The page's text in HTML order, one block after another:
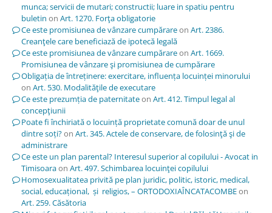
munca; servicii de mutari; constructii; luare in spatiu pentru
buletin on Art. 1270. Forţa obligatorie
Ce este promisiunea de vânzare cumpărareon Art. 2386.
Creanţele care beneficiază de ipotecă legală
Ce este promisiunea de vânzare cumpărareon Art. 1669.
Promisiunea de vânzare şi promisiunea de cumpărare
Obligația de întreținere: exercitare, influența locuinței minorului
on Art. 530. Modalităţile de executare
Ce este prezumția de paternitateon Art. 412. Timpul legal al
concepţiunii
Poate fi închiriată o locuință proprietate comună doar de unul
dintre soți?on Art. 345. Actele de conservare, de folosinţă şi de
administrare
Ce este un plan parental? Interesul superior al copilului - Avocat in
Timisoaraon Art. 497. Schimbarea locuinţei copilului
Homosexualitatea privită pe plan juridic, politic, istoric, medical,
social, educațional, și religios, – ORTODOXIAÎNCATACOMBEon
Art. 259. Căsătoria